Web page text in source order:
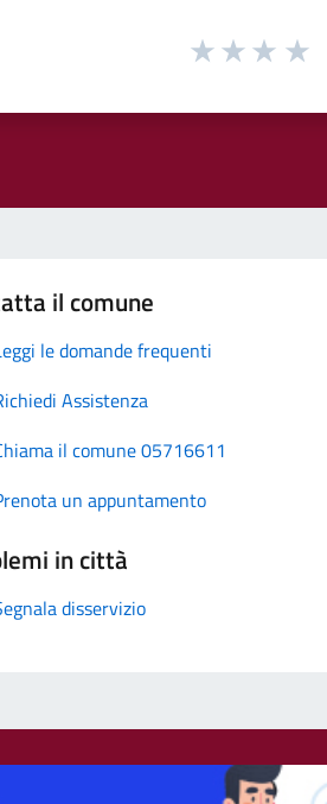
il comune
le domande frequenti
Assistenza
il comune 05716611
un appuntamento
in città
disservizio